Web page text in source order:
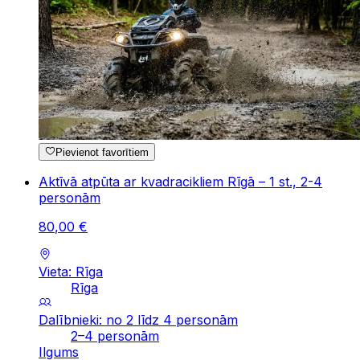
Pievienot favorītiem
Aktīvā atpūta ar kvadracikliem Rīgā – 1 st., 2-4
personām
80,00 €
Vieta: Rīga
Rīga
Dalībnieki: no 2 līdz 4 personām
2–4 personām
Ilgums